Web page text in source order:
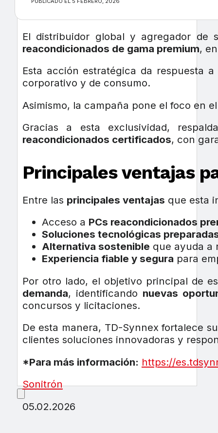
El distribuidor global y agregador de
reacondicionados de gama premium,
Esta acción estratégica da respuesta
corporativo y de consumo.
Asimismo, la campaña pone el foco en
Gracias a esta exclusividad,
reacondicionados certificados, con
Principales ventajas
Entre las principales ventajas que esta
Acceso a PCs reacondicionados
Soluciones tecnológicas
Alternativa sostenible que ayuda a
Experiencia fiable y segura para
Por otro lado, el objetivo principal de
demanda, identificando nuevas
concursos y licitaciones.
De esta manera, TD-Synnex fortalece
clientes soluciones innovadoras y
*Para más información: https://
Sonitrón
05.02.2026